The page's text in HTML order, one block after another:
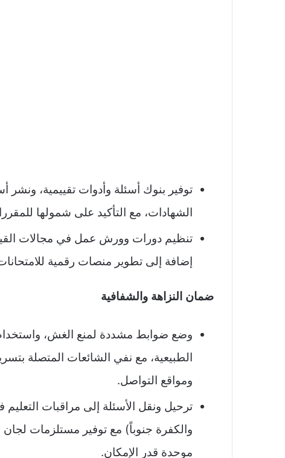
توفير بنوك أسئلة وأدوات تقييمية، ونشر
الشهادات، مع التأكيد على شمولها
تنظيم دورات وورش عمل في مجالات
إضافة إلى تطوير منصات رقمية
ضمان النزاهة والشفافية
وضع ضوابط مشددة لمنع الغش، واستخدام
الطبيعية، مع نفي الشائعات المتصلة
ومواقع التواصل.​
ترحيل ونقل الأسئلة إلى مراقبات
والكفرة جنوباً) مع توفير مستلزمات
موحدة قدر الإمكان.